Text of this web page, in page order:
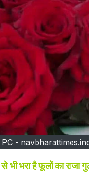
PC -
भरा है फूलों का राजा